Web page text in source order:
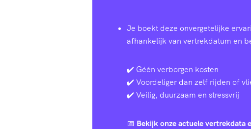
Je boekt deze onvergetelijke
afhankelijk van vertrekdatum en
✔️ Géén verborgen kosten
✔️ Voordeliger dan zelf rijden of
✔️ Veilig, duurzaam en stressvrij
📅 Bekijk onze actuele vertrekdata